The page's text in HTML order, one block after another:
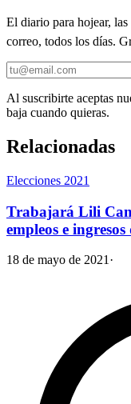
El diario para hojear,
correo, todos los días.
Al suscribirte aceptas
baja cuando quieras.
Relacionadas
Elecciones 2021
Trabajará Lili
empleos e
18 de mayo de 2021 ·